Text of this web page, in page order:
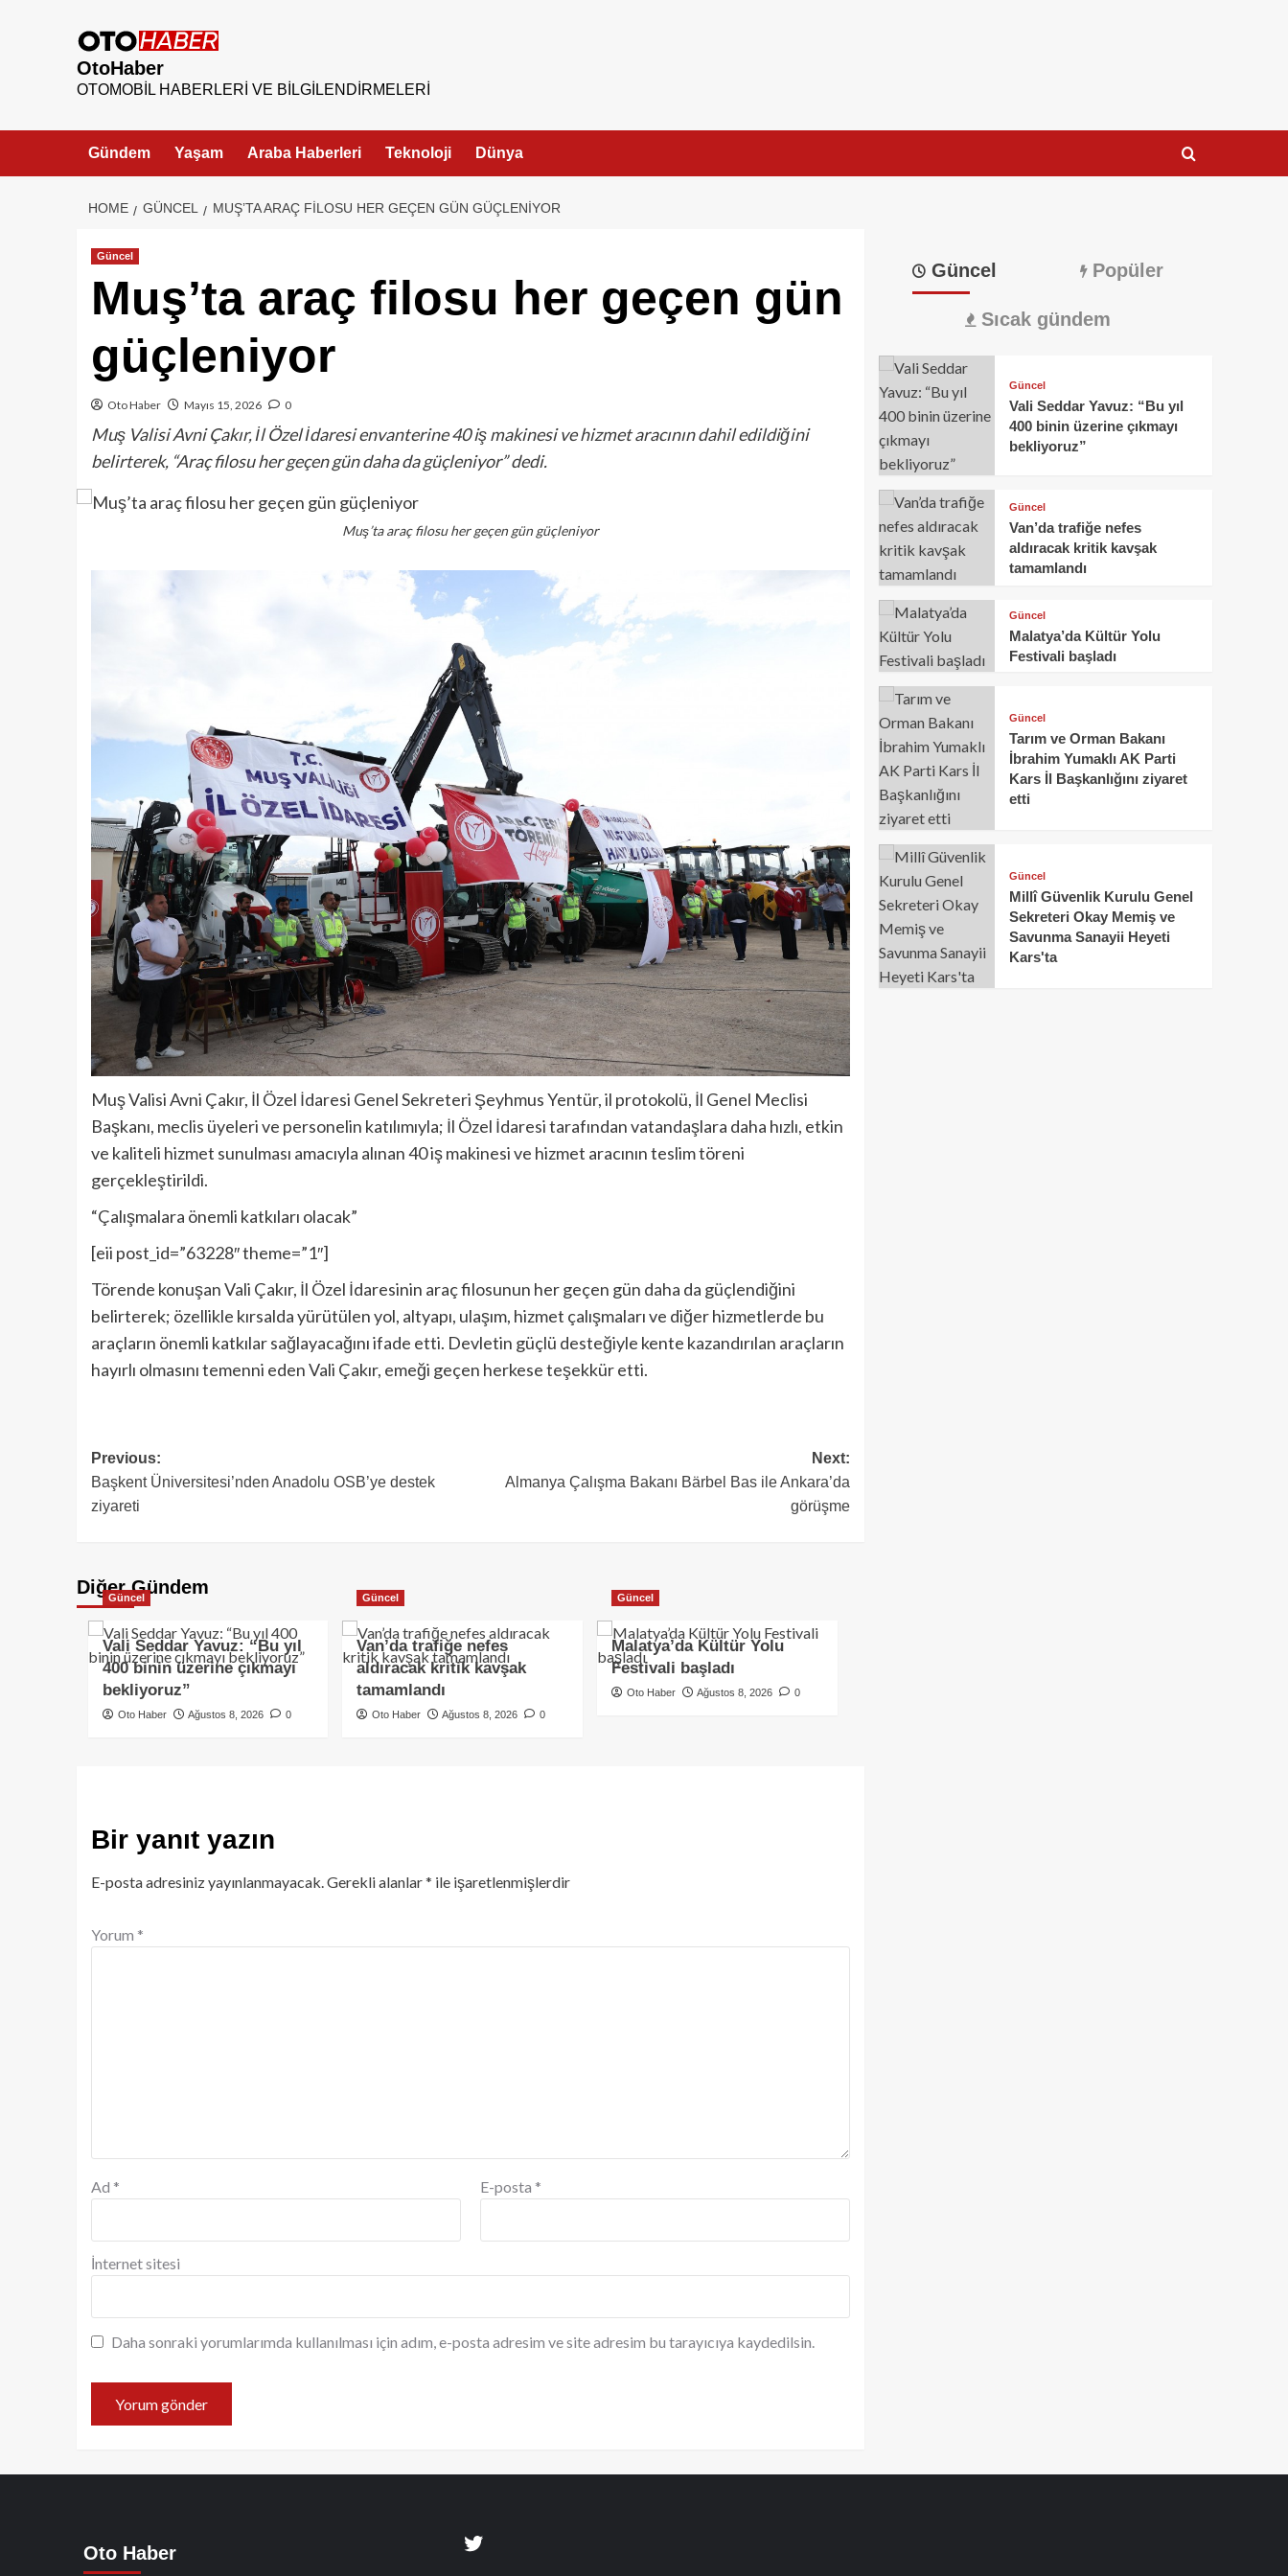
OtoHaber
OTOMOBIL HABERLERI VE BILGILENDIRMELERI
Gündem Yaşam Araba Haberleri Teknoloji Dünya
HOME GÜNCEL MUŞ’TA ARAÇ FILOSU HER GEÇEN GÜN GÜÇLENIYOR
Güncel
Muş’ta araç filosu her geçen gün
güçleniyor
Oto Haber Mayıs 15, 2026 0
Muş Valisi Avni Çakır, İl Özel İdaresi envanterine 40 iş makinesi ve hizmet aracının dahil edildiğini
belirterek, “Araç filosu her geçen gün daha da güçleniyor” dedi.
Muş’ta araç filosu her geçen gün güçleniyor
Muş Valisi Avni Çakır, İl Özel İdaresi Genel Sekreteri Şeyhmus Yentür, il protokolü, İl Genel Meclisi
Başkanı, meclis üyeleri ve personelin katılımıyla; İl Özel İdaresi tarafından vatandaşlara daha hızlı, etkin
ve kaliteli hizmet sunulması amacıyla alınan 40 iş makinesi ve hizmet aracının teslim töreni
gerçekleştirildi.
“Çalışmalara önemli katkıları olacak”
[eii post_id=”63228″ theme=”1″]
Törende konuşan Vali Çakır, İl Özel İdaresinin araç filosunun her geçen gün daha da güçlendiğini
belirterek; özellikle kırsalda yürütülen yol, altyapı, ulaşım, hizmet çalışmaları ve diğer hizmetlerde bu
araçların önemli katkılar sağlayacağını ifade etti. Devletin güçlü desteğiyle kente kazandırılan araçların
hayırlı olmasını temenni eden Vali Çakır, emeği geçen herkese teşekkür etti.
Previous:
Başkent Üniversitesi’nden Anadolu OSB’ye destek
ziyareti
Next:
Almanya Çalışma Bakanı Bärbel Bas ile Ankara’da
görüşme
Diğer Gündem
Güncel
Vali Seddar Yavuz: “Bu yıl
400 binin üzerine çıkmayı
bekliyoruz”
Oto Haber Ağustos 8, 2026 0
Güncel
Van’da trafiğe nefes
aldıracak kritik kavşak
tamamlandı
Oto Haber Ağustos 8, 2026 0
Güncel
Malatya’da Kültür Yolu
Festivali başladı
Oto Haber Ağustos 8, 2026 0
Bir yanıt yazın
E-posta adresiniz yayınlanmayacak.Gerekli alanlar* ile işaretlenmişlerdir
Yorum *
Ad * E-posta *
İnternet sitesi
Daha sonraki yorumlarımda kullanılması için adım, e-posta adresim ve site adresim bu tarayıcıya kaydedilsin.
Güncel Popüler
Sıcak gündem
Güncel
Vali Seddar Yavuz: “Bu yıl
400 binin üzerine çıkmayı
bekliyoruz”
Güncel
Van’da trafiğe nefes
aldıracak kritik kavşak
tamamlandı
Güncel
Malatya’da Kültür Yolu
Festivali başladı
Güncel
Tarım ve Orman Bakanı
İbrahim Yumaklı AK Parti
Kars İl Başkanlığını ziyaret
etti
Güncel
Millî Güvenlik Kurulu Genel
Sekreteri Okay Memiş ve
Savunma Sanayii Heyeti
Kars'ta
Oto Haber